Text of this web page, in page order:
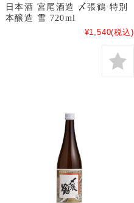
日本酒 宮尾酒造 〆張鶴 特別
本醸造 雪 720ml
¥1,540(税込)